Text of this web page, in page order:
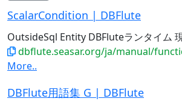
ScalarCondition | DBFlute
OutsideSql Entity DBFluteランタイム
dbflute.seasar.org/ja/manual/function/ormapper/
More..
DBFlute用語集 G | DBFlute